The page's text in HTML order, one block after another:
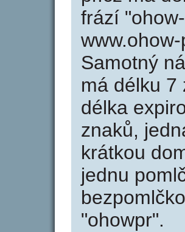
frází
Samotný
má délku 7
délka
znaků,
krátkou
jednu
"ohowpr".